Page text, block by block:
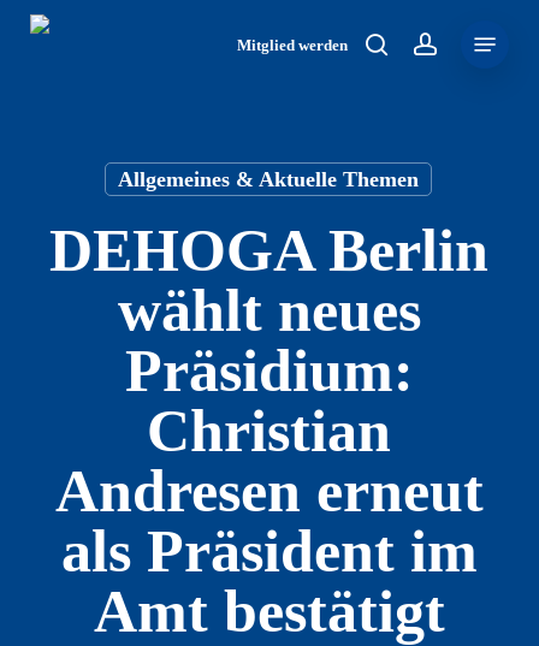
Skip
Mitglied werden searchaccount
Allgemeines & Aktuelle Themen
DEHOGA Berlin
wählt neues
Präsidium:
Christian
Andresen erneut
als Präsident im
Amt bestätigt